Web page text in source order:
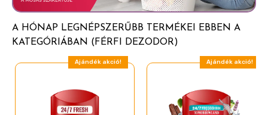
Maltodextrin
Benzyl Benzoate
Benzyl Salicylate
Beta-Caryophyllene
Citronellol
A HÓNAP LEGNÉPSZERŰBB TERMÉKEI EBBEN A
KATEGÓRIÁBAN (FÉRFI DEZODOR)
Ajándék akció! Ajándék akció!